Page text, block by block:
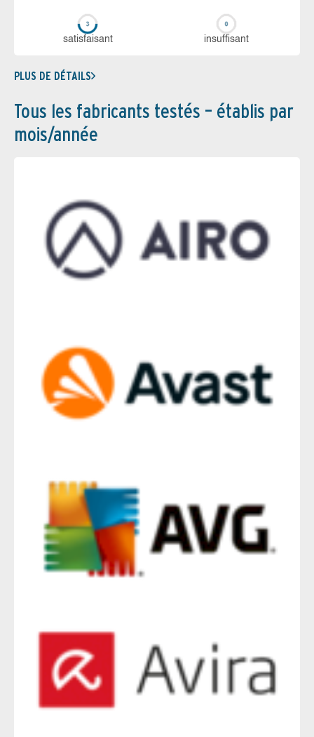
sa­tis­fai­sant in­suf­fi­sant
PLUS DE DÉTAILS
Tous les fabricants testés – établis par
mois/année